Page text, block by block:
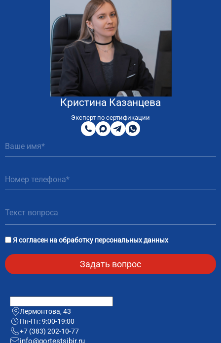
Кристина Казанцева
Эксперт по сертификации
8
800
200
51
MAXTelegram
WhatsApp
Я согласен наобработку персональных данных
Лермонтова, 43
Пн-Пт: 9:00-19:00
+7 (383) 202-10-77
info@gortestsibir.ru